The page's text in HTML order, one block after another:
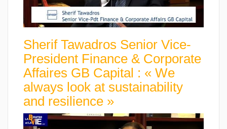
Sherif Tawadros Senior Vice-
President Finance & Corporate
Affaires GB Capital : « We
always look at sustainability
and resilience »